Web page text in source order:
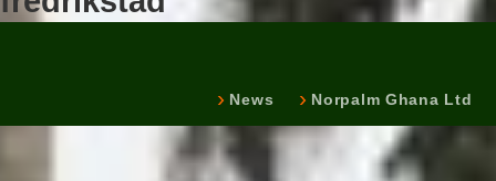
News Norpalm Ghana Ltd